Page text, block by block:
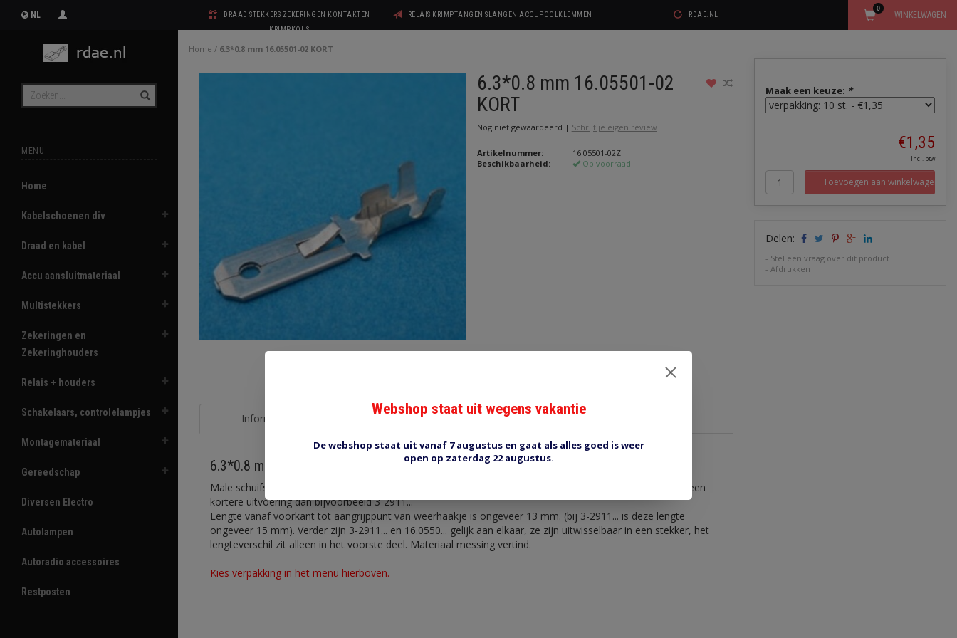
NL
DRAAD STEKKERS ZEKERINGEN KONTAKTEN
KRIMPKOUS
RELAIS KRIMPTANGEN SLANGEN ACCUPOOLKLEMMEN RDAE.NL WINKELWAGEN
0
MENU
Home
Kabelschoenen div
Draad en kabel
Accu aansluitmateriaal
Multistekkers
Zekeringen en
Zekeringhouders
Relais + houders
Schakelaars, controlelampjes
Montagemateriaal
Gereedschap
Diversen Electro
Autolampen
Autoradio accessoires
Restposten
Home / 6.3*0.8 mm 16.05501-02 KORT
6.3*0.8 mm 16.05501-02
KORT
Nog niet gewaardeerd | Schrijf je eigen review
Artikelnummer:
16.05501-02Z
Beschikbaarheid:
Op voorraad
Informatie Reviews (0) Tags (0)
6.3*0.8 mm 16.05501-02 KORT
Male schuifstekker 6.3 x 0.8 mm. Voor 1.3-2.0 mm2 draad. Lengte totaal ongeveer 25 mm. Let op, dit is een
kortere uitvoering dan bijvoorbeeld 3-2911...
Lengte vanaf voorkant tot aangrijppunt van weerhaakje is ongeveer 13 mm. (bij 3-2911... is deze lengte
ongeveer 15 mm). Verder zijn 3-2911... en 16.0550... gelijk aan elkaar, ze zijn uitwisselbaar in een stekker, het
lengteverschil zit alleen in het voorste deel. Materiaal messing vertind.
Kies verpakking in het menu hierboven.
Maak een keuze: *
€1,35
Incl. btw
Toevoegen aan winkelwagen
Delen:
- Stel een vraag over dit product
-Afdrukken
Webshop staat uit wegens vakantie
De webshop staat uit vanaf 7 augustus en gaat als alles goed is weer
open op zaterdag 22 augustus.